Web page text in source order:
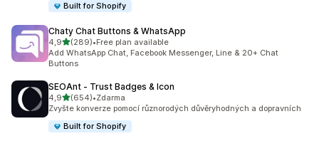
Built for Shopify
Chaty Chat Buttons & WhatsApp
4,9z 5 hvězd
(289)
Celkový počet recenzí: 289
•Free plan available
Add WhatsApp Chat, Facebook Messenger, Line & 20+ Chat
Buttons
SEOAnt ‑ Trust Badges & Icon
4,9z 5 hvězd
(654)
Celkový počet recenzí: 654
•Zdarma
Zvyšte konverze pomocí různorodých důvěryhodných a dopravních
Built for Shopify